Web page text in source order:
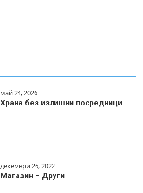
май 24, 2026
Храна без излишни посредници
декември 26, 2022
Магазин – Други